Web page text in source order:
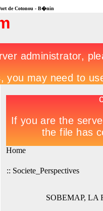
de Cotonou - B�nin
Home
:: Societe_Perspectives
SOBEMAP, LA